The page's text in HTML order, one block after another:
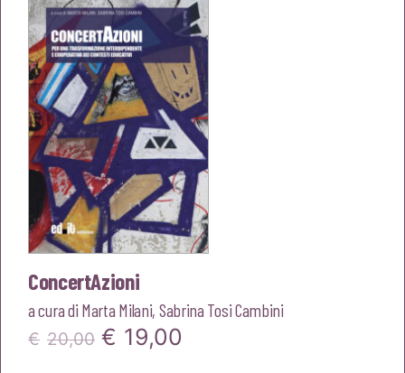
€18,00. €17,10.
ConcertAzioni
a cura di Marta Milani, Sabrina Tosi Cambini
€ 20,00 Il
€ 19,00